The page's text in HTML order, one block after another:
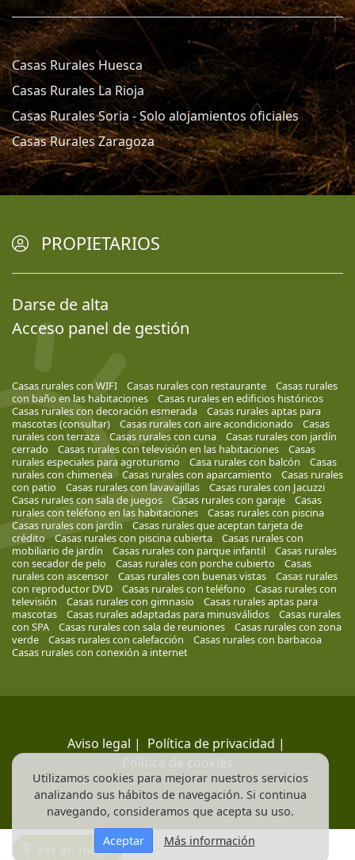
Ver en mapa
Casas Rurales Huesca
Casas Rurales La Rioja
Casas Rurales Soria - Solo alojamientos oficiales
Casas Rurales Zaragoza
PROPIETARIOS
Darse de alta
Acceso panel de gestión
Casas rurales con WIFI Casas rurales con restaurante
Casas rurales
con baño en las habitaciones
Casas rurales en edificios históricos
Casas rurales con decoración esmerada
Casas rurales aptas para
mascotas (consultar)
Casas rurales con aire acondicionado
Casas
rurales con terraza
Casas rurales con cuna
Casas rurales con jardín
cerrado
Casas rurales con televisión en las habitaciones
Casas
rurales especiales para agroturismo
Casa rurales con balcón
Casas
rurales con chimenea
Casas rurales con aparcamiento
Casas rurales
con patio
Casas rurales con lavavajillas
Casas rurales con Jacuzzi
Casas rurales con sala de juegos
Casas rurales con garaje
Casas
rurales con teléfono en las habitaciones
Casas rurales con piscina
Casas rurales con jardín
Casas rurales que aceptan tarjeta de
crédito
Casas rurales con piscina cubierta
Casas rurales con
mobiliario de jardín
Casas rurales con parque infantil
Casas rurales
con secador de pelo
Casas rurales con porche cubierto
Casas
rurales con ascensor
Casas rurales con buenas vistas
Casas rurales
con reproductor DVD
Casas rurales con teléfono
Casas rurales con
televisión
Casas rurales con gimnasio
Casas rurales aptas para
mascotas
Casas rurales adaptadas para minusválidos
Casas rurales
con SPA
Casas rurales con sala de reuniones
Casas rurales con zona
verde
Casas rurales con calefacción
Casas rurales con barbacoa
Casas rurales con conexión a internet
Aviso legal | Política de privacidad |
Política de cookies
Utilizamos cookies para mejorar nuestros servicios
analizando sus hábitos de navegación. Si continua
navegando, consideramos que acepta su uso.
Aceptar
Más información